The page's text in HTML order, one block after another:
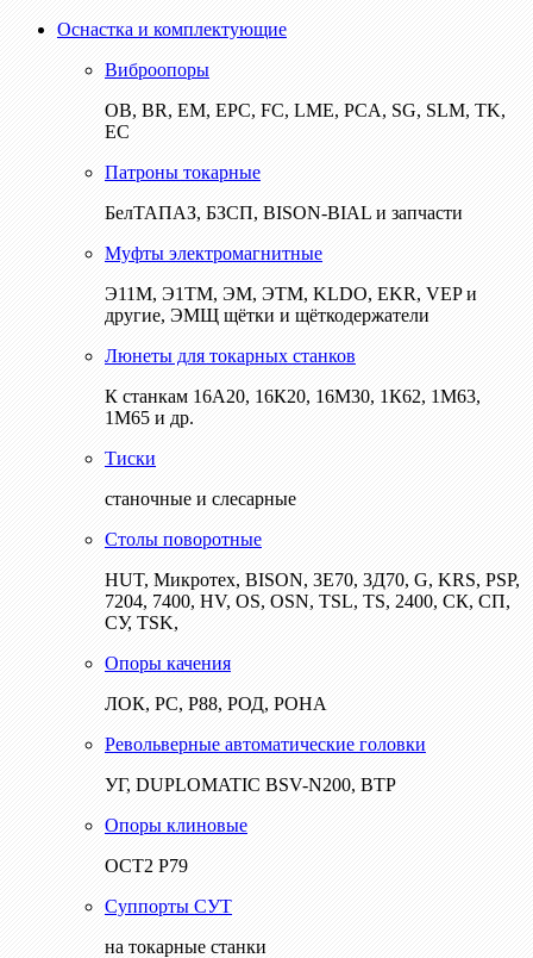
Оснастка и комплектующие
Виброопоры
ОВ, BR, EM, EPC, FC, LME, PCA, SG, SLM, TK,
EC
Патроны токарные
БелТАПАЗ, БЗСП, BISON-BIAL и запчасти
Муфты электромагнитные
Э11М, Э1ТМ, ЭМ, ЭТМ, KLDO, EKR, VEP и
другие, ЭМЩ щётки и щёткодержатели
Люнеты для токарных станков
К станкам 16А20, 16К20, 16М30, 1К62, 1М63,
1М65 и др.
Тиски
станочные и слесарные
Столы поворотные
HUT, Микротех, BISON, 3Е70, 3Д70, G, KRS, PSP,
7204, 7400, HV, OS, OSN, TSL, TS, 2400, СК, СП,
СУ, TSK,
Опоры качения
ЛОК, РС, Р88, РОД, РОНА
Револьверные автоматические головки
УГ, DUPLOMATIC BSV-N200, ВТР
Опоры клиновые
ОСТ2 Р79
Суппорты СУТ
на токарные станки